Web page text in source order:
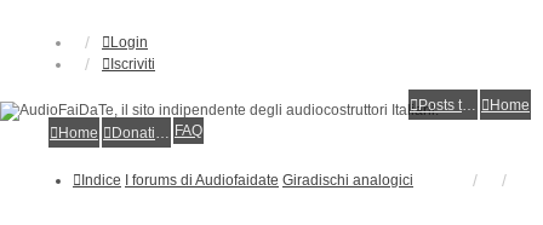
Login
Iscriviti
Posts toplist
Home
Home
Donations FAQ
Indice I forums di Audiofaidate Giradischi analogici